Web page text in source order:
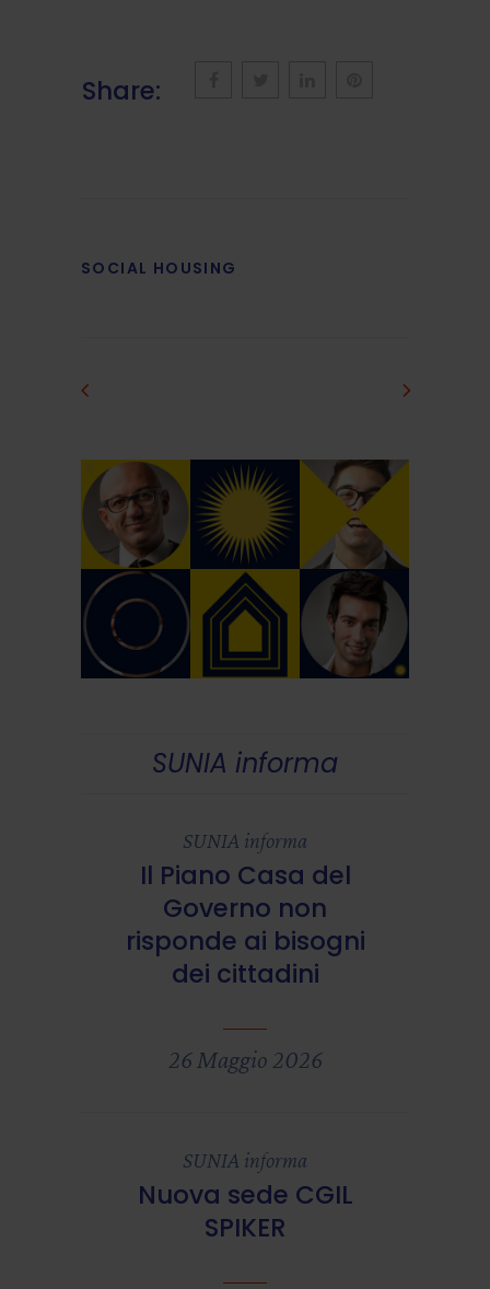
Share:
SOCIAL HOUSING
SUNIA informa
SUNIA informa
Il Piano Casa del
Governo non
risponde ai bisogni
dei cittadini
26 Maggio 2026
SUNIA informa
Nuova sede CGIL
SPIKER